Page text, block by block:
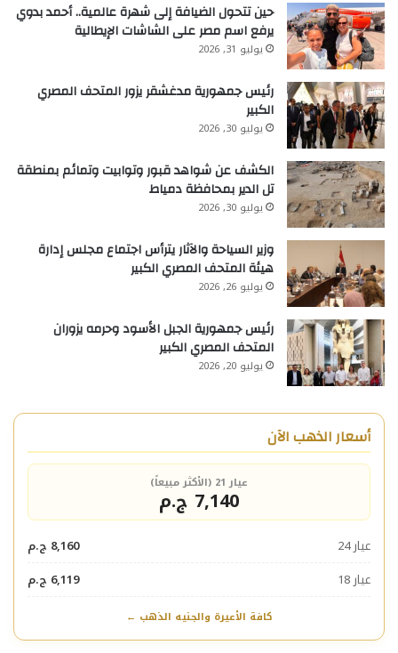
حين تتحول الضيافة إلى شهرة عالمية.. أحمد بدوي
يرفع اسم مصر على الشاشات الإيطالية
يوليو 31, 2026
رئيس جمهورية مدغشقر يزور المتحف المصري
الكبير
يوليو 30, 2026
الكشف عن شواهد قبور وتوابيت وتمائم بمنطقة
تل الدير بمحافظة دمياط
يوليو 30, 2026
وزير السياحة والآثار يترأس اجتماع مجلس إدارة
هيئة المتحف المصري الكبير
يوليو 26, 2026
رئيس جمهورية الجبل الأسود وحرمه يزوران
المتحف المصري الكبير
يوليو 20, 2026
أسعار الذهب الآن
عيار 21 (الأكثر مبيعاً)
7,140 ج.م
عيار 24
8,160 ج.م
عيار 18
6,119 ج.م
كافة الأعيرة والجنيه الذهب ←